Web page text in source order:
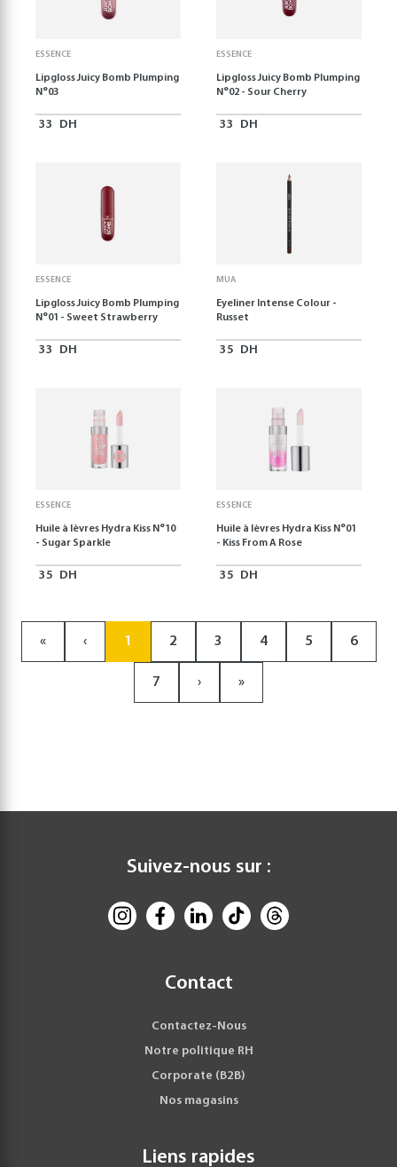
ESSENCE
Lipgloss Juicy Bomb Plumping
N°03
33 DH
ESSENCE
Lipgloss Juicy Bomb Plumping
N°02 - Sour Cherry
33 DH
ESSENCE
Lipgloss Juicy Bomb Plumping
N°01 - Sweet Strawberry
33 DH
MUA
Eyeliner Intense Colour -
Russet
35 DH
ESSENCE
Huile à lèvres Hydra Kiss N°10
- Sugar Sparkle
35 DH
ESSENCE
Huile à lèvres Hydra Kiss N°01
- Kiss From A Rose
35 DH
« ‹ 1 2 3 4 5 6
7 › »
Suivez-nous sur :
Contact
Contactez-Nous
Notre politique RH
Corporate (B2B)
Nos magasins
Liens rapides